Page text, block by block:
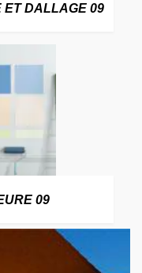
ET DALLAGE 09
09